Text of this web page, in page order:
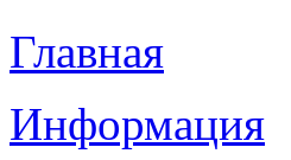
Главная
Информация